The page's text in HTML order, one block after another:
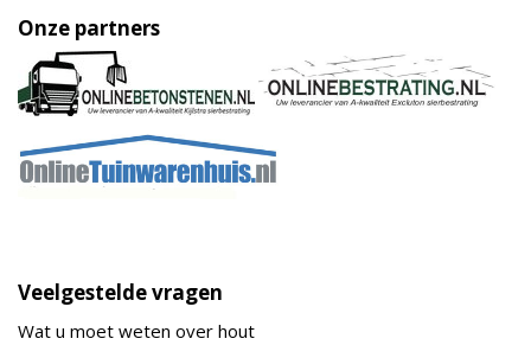
Onze partners
Veelgestelde vragen
Wat u moet weten over hout